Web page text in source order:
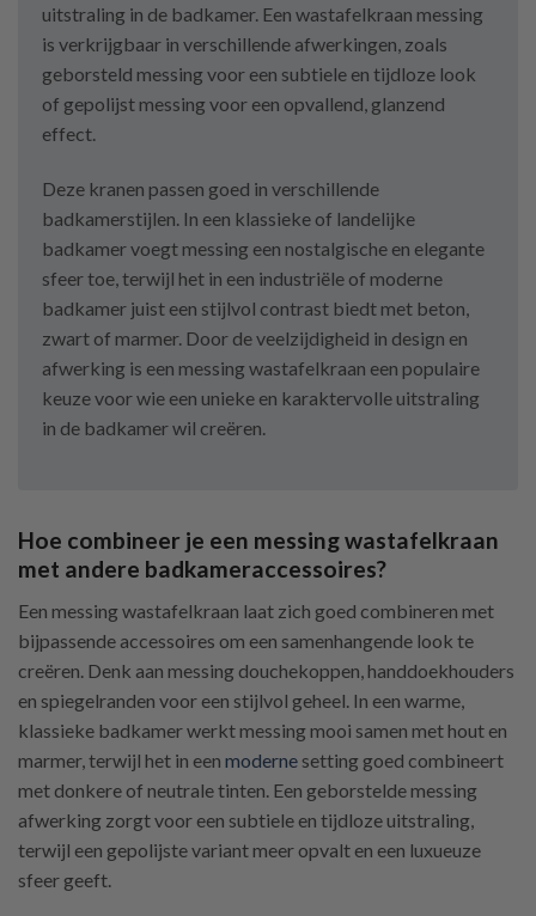
uitstraling in de badkamer. Een wastafelkraan messing
is verkrijgbaar in verschillende afwerkingen, zoals
geborsteld messing voor een subtiele en tijdloze look
of gepolijst messing voor een opvallend, glanzend
effect.
Deze kranen passen goed in verschillende
badkamerstijlen. In een klassieke of landelijke
badkamer voegt messing een nostalgische en elegante
sfeer toe, terwijl het in een industriële of moderne
badkamer juist een stijlvol contrast biedt met beton,
zwart of marmer. Door de veelzijdigheid in design en
afwerking is een messing wastafelkraan een populaire
keuze voor wie een unieke en karaktervolle uitstraling
in de badkamer wil creëren.
Hoe combineer je een messing wastafelkraan
met andere badkameraccessoires?
Een messing wastafelkraan laat zich goed combineren met
bijpassende accessoires om een samenhangende look te
creëren. Denk aan messing douchekoppen, handdoekhouders
en spiegelranden voor een stijlvol geheel. In een warme,
klassieke badkamer werkt messing mooi samen met hout en
marmer, terwijl het in een moderne setting goed combineert
met donkere of neutrale tinten. Een geborstelde messing
afwerking zorgt voor een subtiele en tijdloze uitstraling,
terwijl een gepolijste variant meer opvalt en een luxueuze
sfeer geeft.